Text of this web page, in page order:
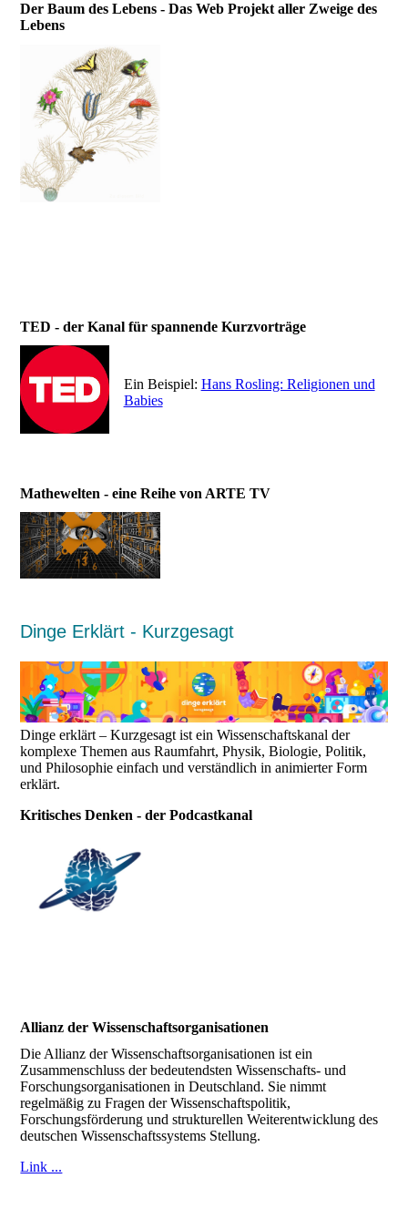
Der Baum des Lebens - Das Web Projekt aller Zweige des
Lebens
TED - der Kanal für spannende Kurzvorträge
Ein Beispiel: Hans Rosling: Religionen und
Babies
Mathewelten - eine Reihe von ARTE TV
Dinge Erklärt - Kurzgesagt
Dinge erklärt – Kurzgesagt ist ein Wissenschaftskanal der
komplexe Themen aus Raumfahrt, Physik, Biologie, Politik,
und Philosophie einfach und verständlich in animierter Form
erklärt.
Kritisches Denken - der Podcastkanal
Allianz der Wissenschaftsorganisationen
Die Allianz der Wissenschaftsorganisationen ist ein
Zusammenschluss der bedeutendsten Wissenschafts- und
Forschungsorganisationen in Deutschland. Sie nimmt
regelmäßig zu Fragen der Wissenschaftspolitik,
Forschungsförderung und strukturellen Weiterentwicklung des
deutschen Wissenschaftssystems Stellung.
Link ...